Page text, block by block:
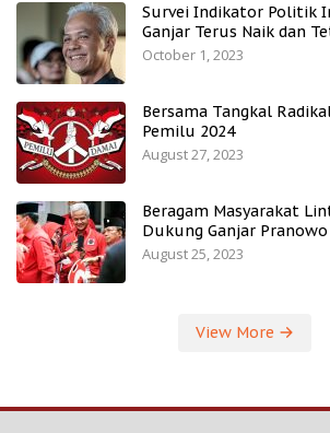
Survei Indikator Politik
Ganjar Terus Naik dan
October 1, 2023
Bersama Tangkal
Pemilu 2024
August 27, 2023
Beragam Masyarakat
Dukung Ganjar
August 25, 2023
View More